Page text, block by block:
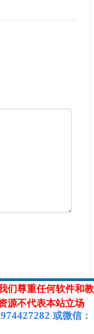
们尊重任何软件和教
源不代表本站立场
或微信 ：